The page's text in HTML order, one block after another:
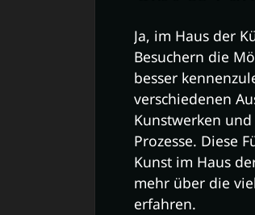
Ja, im Haus der
Besuchern die
besser
verschiedenen
Kunstwerken
Prozesse. Diese
Kunst im Haus
mehr über die
erfahren.